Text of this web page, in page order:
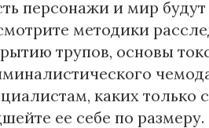
персонажи и мир
методики
трупов, основы
каких только
ее себе по